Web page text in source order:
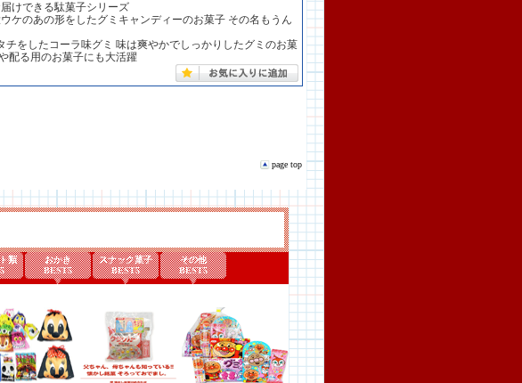
けできる駄菓子シリーズ
ケのあの形をしたグミキャンディーのお菓子 その名もうん
チをしたコーラ味グミ 味は爽やかでしっかりしたグミのお菓
配る用のお菓子にも大活躍
page top